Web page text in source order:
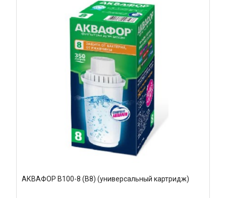
АКВАФОР В100-8 (В8) (универсальный картридж)